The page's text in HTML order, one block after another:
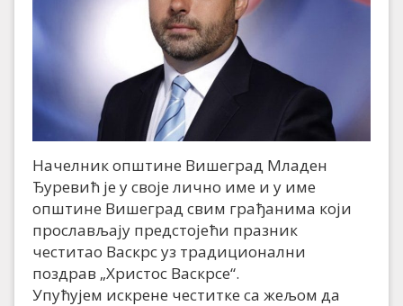
Начелник општине Вишеград Младен
Ђуревић је у своје лично име и у име
општине Вишеград свим грађанима који
прослављају предстојећи празник
честитао Васкрс уз традиционални
поздрав „Христос Васкрсе“.
Упућујем искрене честитке са жељом да